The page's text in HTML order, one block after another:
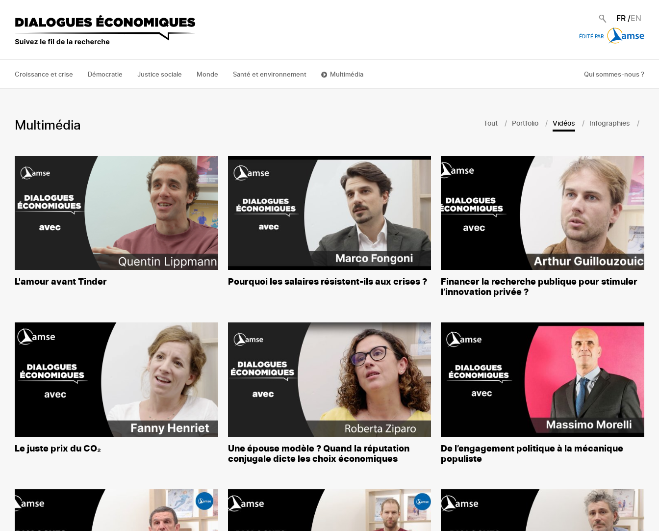
contenu
principal
FR /EN
ÉDITÉ PAR
Croissance et crise Démocratie Justice sociale Monde Santé et environnement Multimédia Qui sommes-nous ?
Multimédia Tout Portfolio Vidéos Infographies
L'amour avant Tinder Pourquoi les salaires résistent-ils aux crises ?
Financer la recherche publique pour stimuler
l’innovation privée ?
Le juste prix du CO₂
Une épouse modèle ? Quand la réputation
conjugale dicte les choix économiques
De l’engagement politique à la mécanique
populiste